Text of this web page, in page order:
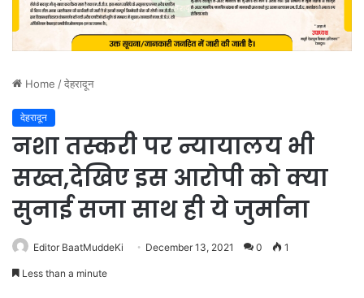
Home /देहरादून
देहरादून
नशा तस्करी पर न्यायालय भी
सख्त,देखिए इस आरोपी को क्या
सुनाई सजा साथ ही ये जुर्माना
Editor BaatMuddeKi December 13, 2021 0 1
Less than a minute